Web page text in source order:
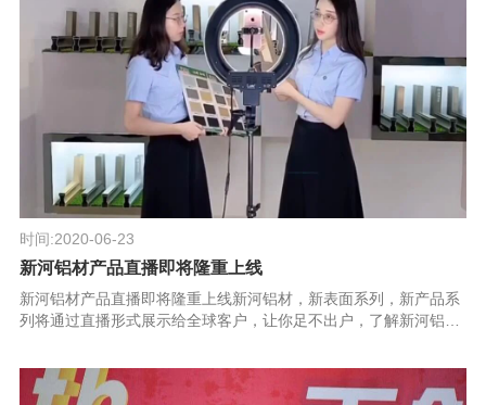
时间:2020-06-23
新河铝材产品直播即将隆重上线
新河铝材产品直播即将隆重上线新河铝材，新表面系列，新产品系
列将通过直播形式展示给全球客户，让你足不出户，了解新河铝